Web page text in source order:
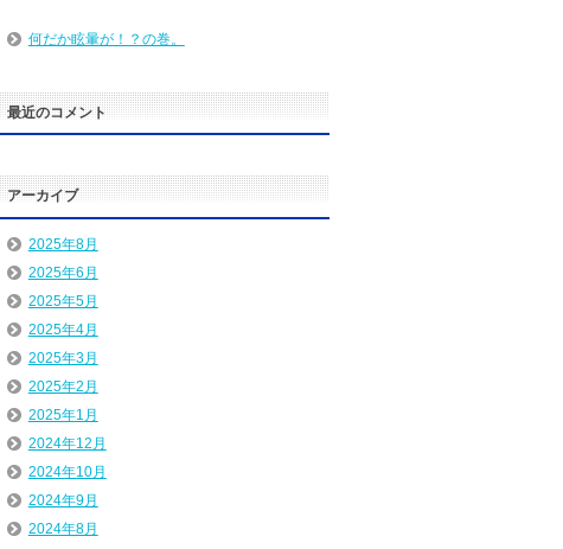
何だか眩暈が！？の巻。
最近のコメント
アーカイブ
2025年8月
2025年6月
2025年5月
2025年4月
2025年3月
2025年2月
2025年1月
2024年12月
2024年10月
2024年9月
2024年8月